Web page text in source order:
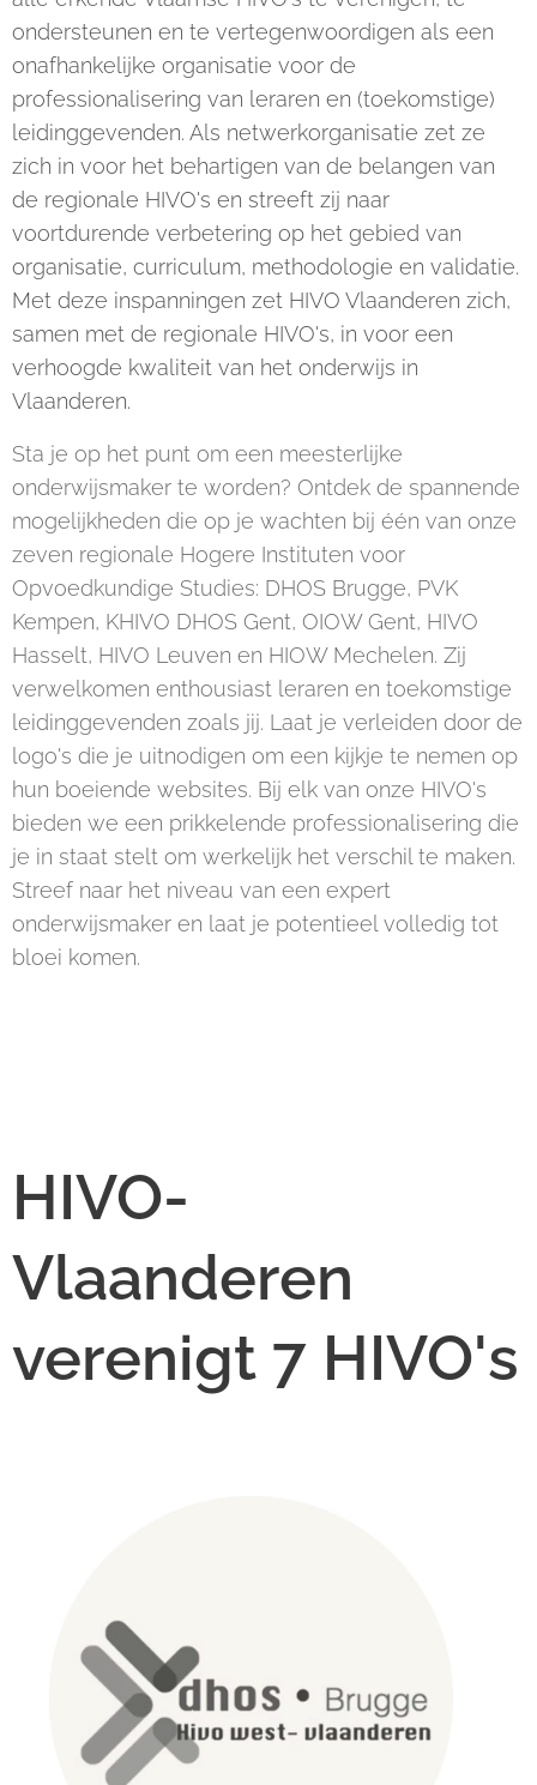
ondersteunen en te vertegenwoordigen als een
onafhankelijke organisatie voor de
professionalisering van leraren en (toekomstige)
leidinggevenden. Als netwerkorganisatie zet ze
zich in voor het behartigen van de belangen van
de regionale HIVO's en streeft zij naar
voortdurende verbetering op het gebied van
organisatie, curriculum, methodologie en validatie.
Met deze inspanningen zet HIVO Vlaanderen zich,
samen met de regionale HIVO's, in voor een
verhoogde kwaliteit van het onderwijs in
Vlaanderen.
Sta je op het punt om een meesterlijke
onderwijsmaker te worden? Ontdek de spannende
mogelijkheden die op je wachten bij één van onze
zeven regionale Hogere Instituten voor
Opvoedkundige Studies: DHOS Brugge, PVK
Kempen, KHIVO DHOS Gent, OIOW Gent, HIVO
Hasselt, HIVO Leuven en HIOW Mechelen. Zij
verwelkomen enthousiast leraren en toekomstige
leidinggevenden zoals jij. Laat je verleiden door de
logo's die je uitnodigen om een kijkje te nemen op
hun boeiende websites. Bij elk van onze HIVO's
bieden we een prikkelende professionalisering die
je in staat stelt om werkelijk het verschil te maken.
Streef naar het niveau van een expert
onderwijsmaker en laat je potentieel volledig tot
bloei komen.
HIVO-
Vlaanderen
verenigt 7 HIVO's